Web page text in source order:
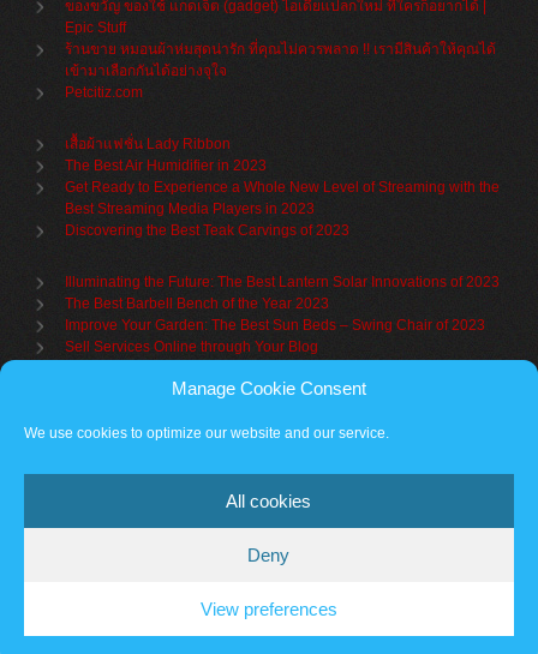
Manage Cookie Consent
We use cookies to optimize our website and our service.
All cookies
Deny
View preferences
ของขวัญ ของใช้ แกดเจ็ต (gadget) ไอเดียแปลกใหม่ ที่ใครก็อยากได้ |
Epic Stuff
ร้านขาย หมอนผ้าห่มสุดน่ารัก ที่คุณไม่ควรพลาด !! เรามีสินค้าให้คุณได้
เข้ามาเลือกกันได้อย่างจุใจ
Petcitiz.com
เสื้อผ้าแฟชั่น Lady Ribbon
The Best Air Humidifier in 2023
Get Ready to Experience a Whole New Level of Streaming with the
Best Streaming Media Players in 2023
Discovering the Best Teak Carvings of 2023
Illuminating the Future: The Best Lantern Solar Innovations of 2023
The Best Barbell Bench of the Year 2023
Improve Your Garden: The Best Sun Beds – Swing Chair of 2023
Sell Services Online through Your Blog
Understanding Brand Awareness: Making Your Mark in the Market
The Benefits of a Towel Warmer: Keep Yourself Cozy Even on the
Vantage Theme– Powered byWordPress